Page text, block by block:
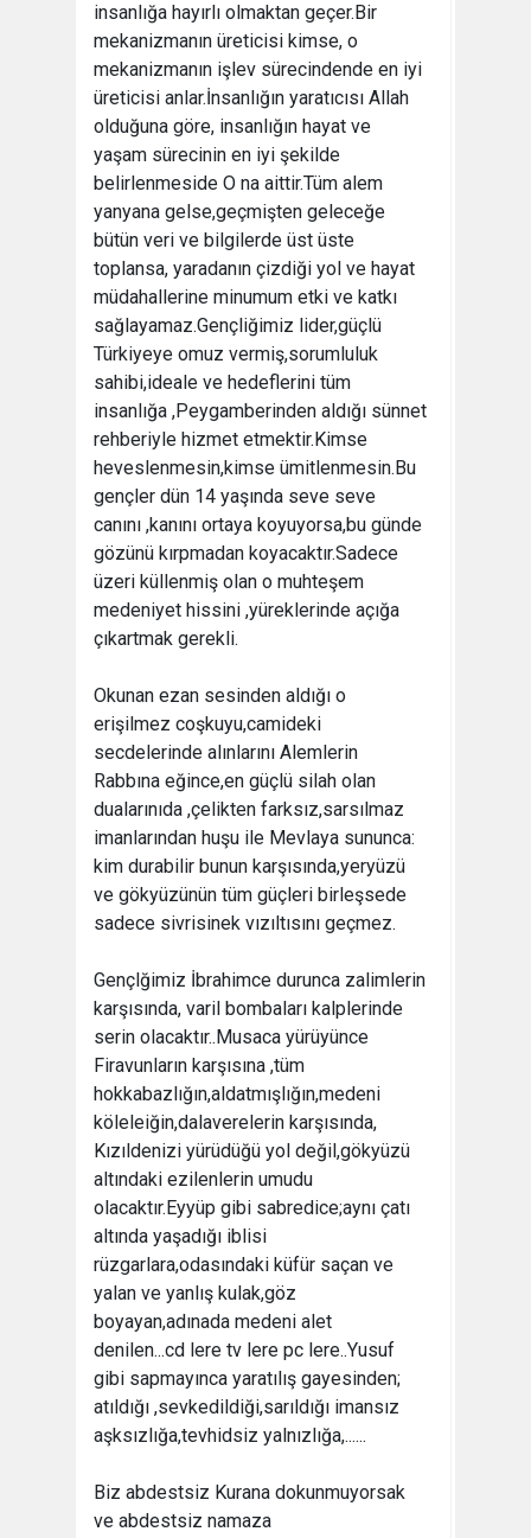
insanlığa hayırlı olmaktan geçer.Bir
mekanizmanın üreticisi kimse, o
mekanizmanın işlev sürecindende en iyi
üreticisi anlar.İnsanlığın yaratıcısı Allah
olduğuna göre, insanlığın hayat ve
yaşam sürecinin en iyi şekilde
belirlenmeside O na aittir.Tüm alem
yanyana gelse,geçmişten geleceğe
bütün veri ve bilgilerde üst üste
toplansa, yaradanın çizdiği yol ve hayat
müdahallerine minumum etki ve katkı
sağlayamaz.Gençliğimiz lider,güçlü
Türkiyeye omuz vermiş,sorumluluk
sahibi,ideale ve hedeflerini tüm
insanlığa ,Peygamberinden aldığı sünnet
rehberiyle hizmet etmektir.Kimse
heveslenmesin,kimse ümitlenmesin.Bu
gençler dün 14 yaşında seve seve
canını ,kanını ortaya koyuyorsa,bu günde
gözünü kırpmadan koyacaktır.Sadece
üzeri küllenmiş olan o muhteşem
medeniyet hissini ,yüreklerinde açığa
çıkartmak gerekli.
Okunan ezan sesinden aldığı o
erişilmez coşkuyu,camideki
secdelerinde alınlarını Alemlerin
Rabbına eğince,en güçlü silah olan
dualarınıda ,çelikten farksız,sarsılmaz
imanlarından huşu ile Mevlaya sununca:
kim durabilir bunun karşısında,yeryüzü
ve gökyüzünün tüm güçleri birleşsede
sadece sivrisinek vızıltısını geçmez.
Gençlğimiz İbrahimce durunca zalimlerin
karşısında, varil bombaları kalplerinde
serin olacaktır..Musaca yürüyünce
Firavunların karşısına ,tüm
hokkabazlığın,aldatmışlığın,medeni
köleleiğin,dalaverelerin karşısında,
Kızıldenizi yürüdüğü yol değil,gökyüzü
altındaki ezilenlerin umudu
olacaktır.Eyyüp gibi sabredice;aynı çatı
altında yaşadığı iblisi
rüzgarlara,odasındaki küfür saçan ve
yalan ve yanlış kulak,göz
boyayan,adınada medeni alet
denilen...cd lere tv lere pc lere..Yusuf
gibi sapmayınca yaratılış gayesinden;
atıldığı ,sevkedildiği,sarıldığı imansız
aşksızlığa,tevhidsiz yalnızlığa,......
Biz abdestsiz Kurana dokunmuyorsak
ve abdestsiz namaza